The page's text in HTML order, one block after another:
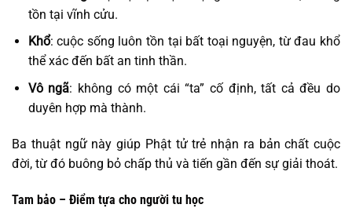
tồn tại vĩnh cửu.
Khổ: cuộc sống luôn tồn tại bất toại nguyện, từ đau khổ
thể xác đến bất an tinh thần.
Vô ngã: không có một cái “ta” cố định, tất cả đều do
duyên hợp mà thành.
Ba thuật ngữ này giúp Phật tử trẻ nhận ra bản chất cuộc
đời, từ đó buông bỏ chấp thủ và tiến gần đến sự giải thoát.
Tam bảo – Điểm tựa cho người tu học